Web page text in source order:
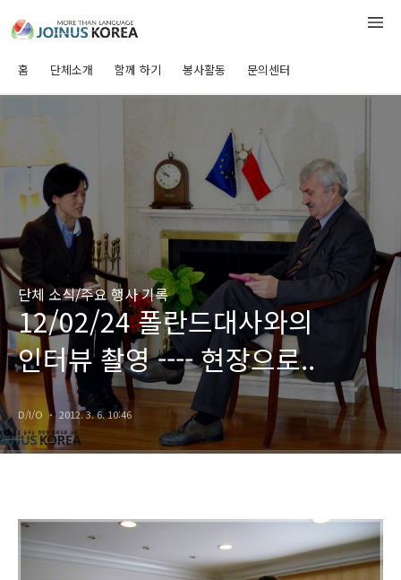
홈 단체소개 함께 하기 봉사활동 문의센터
단체 소식/주요 행사 기록
12/02/24 폴란드대사와의
인터뷰 촬영 ---- 현장으로..
D/I/O 2012. 3. 6. 10:46